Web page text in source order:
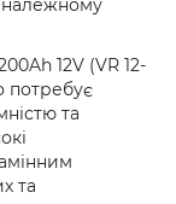
належному
12V (VR 12-
потребує
та
та